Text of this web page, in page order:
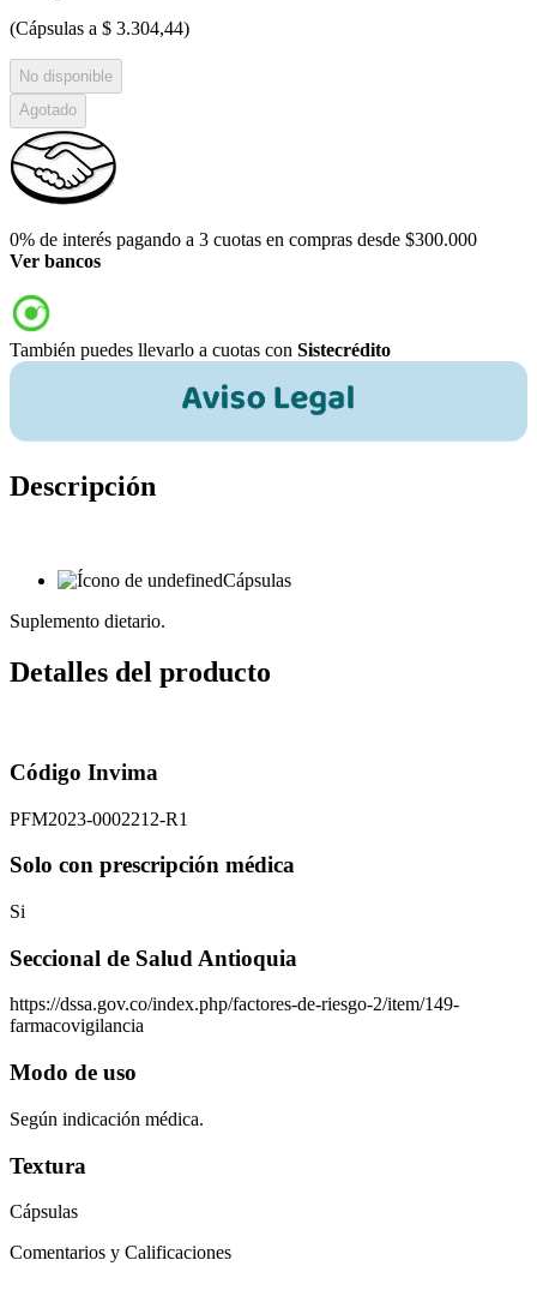
(Cápsulas a $ 3.304,44)
No disponible
Agotado
0% de interés pagando a 3 cuotas en compras desde $300.000
Ver bancos
También puedes llevarlo a cuotas con Sistecrédito
Descripción
Cápsulas
Suplemento dietario.
Detalles del producto
Código Invima
PFM2023-0002212-R1
Solo con prescripción médica
Si
Seccional de Salud Antioquia
https://dssa.gov.co/index.php/factores-de-riesgo-2/item/149-
farmacovigilancia
Modo de uso
Según indicación médica.
Textura
Cápsulas
Comentarios y Calificaciones